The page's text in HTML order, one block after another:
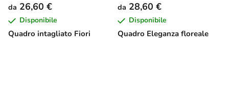
Quadro intagliato Fiori
da 26,60 €
Disponibile
Quadro Eleganza floreale
da 28,60 €
Disponibile